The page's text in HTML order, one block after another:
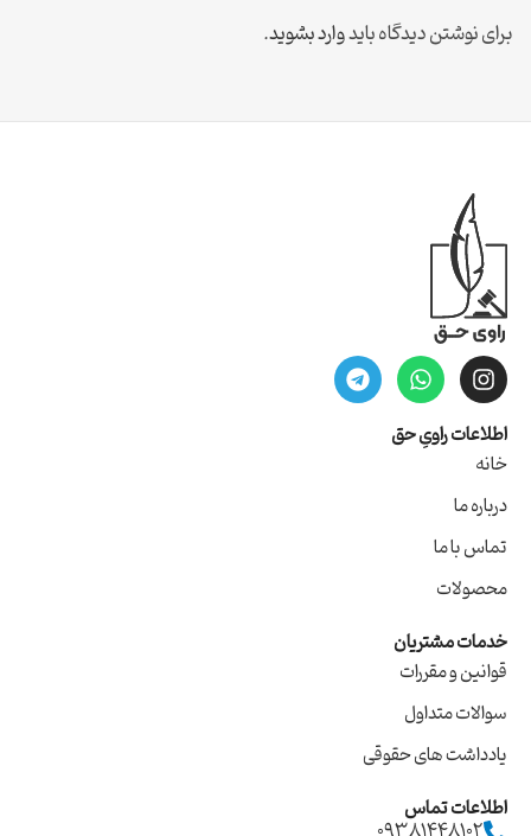
برای نوشتن دیدگاه بایدوارد بشوید.
اطلاعات راویِ حق
خانه
درباره ما
تماس با ما
محصولات
خدمات مشتریان
قوانین و مقررات
سوالات متداول
یادداشت های حقوقی
اطلاعات تماس